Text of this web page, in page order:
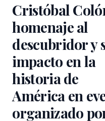
Cristóbal
homenaje al
descubridor y
impacto en la
historia de
América en
organizado